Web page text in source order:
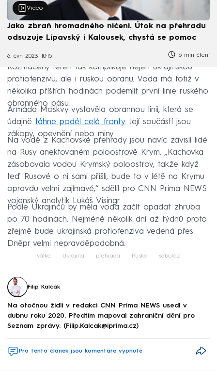
Video
Jako zbraň hromadného ničení. Útok na přehradu
odsuzuje Lipavský i Kalousek, chystá se pomoc
6. čvn 2023, 10:15 6 min čtení
Rozmáčený terén tak komplikuje nejen ukrajinskou
protiofenzivu, ale i ruskou obranu. Voda má totiž v
několika příštích hodinách podemlít první linie ruského
obranného pásu.
Armáda Moskvy vystavěla obrannou linii, která se
údajně táhne podél celé fronty. Její součástí jsou
zákopy, opevnění nebo miny.
Na vodě z Kachovské přehrady jsou navíc závislí lidé
na Rusy anektovaném poloostrově Krym. „Kachovka
zásobovala vodou Krymský poloostrov, takže když
teď Rusové o ni sami přišli, bude to v létě na Krymu
opravdu velmi zajímavé,“ sdělil pro CNN Prima NEWS
vojenský analytik Lukáš Visingr.
Podle Ukrajinců by měla voda začít opadat zhruba
po 70 hodinách. Nejméně několik dní až týdnů proto
zřejmě bude ukrajinská protiofenziva vedená přes
Dněpr velmi nepravděpodobná.
válka Ukrajina přehrada Rusko sabotáž
Filip Kalčák
Na otočnou židli v redakci CNN Prima NEWS usedl v
dubnu roku 2020. Předtím mapoval zahraniční dění pro
Seznam zprávy. (Filip.Kalcak@iprima.cz)
Pro tento článek jsou komentáře vypnuté